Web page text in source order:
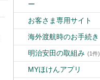
ー
お客さま専用サイト
海外渡航時のお手続き
明治安田の取組み (1件)
MYほけんアプリ